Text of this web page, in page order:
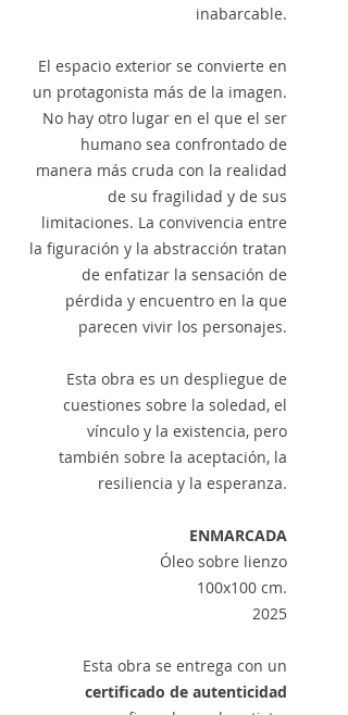
inabarcable.
El espacio exterior se convierte en
un protagonista más de la imagen.
No hay otro lugar en el que el ser
humano sea confrontado de
manera más cruda con la realidad
de su fragilidad y de sus
limitaciones. La convivencia entre
la figuración y la abstracción tratan
de enfatizar la sensación de
pérdida y encuentro en la que
parecen vivir los personajes.
Esta obra es un despliegue de
cuestiones sobre la soledad, el
vínculo y la existencia, pero
también sobre la aceptación, la
resiliencia y la esperanza.
ENMARCADA
Óleo sobre lienzo
100x100 cm.
2025
Esta obra se entrega con un
certificado de autenticidad